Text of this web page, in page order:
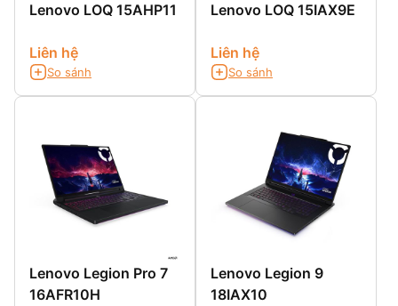
Lenovo LOQ 15AHP11
Liên hệ
So sánh
Lenovo LOQ 15IAX9E
Liên hệ
So sánh
Lenovo Legion Pro 7
16AFR10H
Lenovo Legion 9
18IAX10